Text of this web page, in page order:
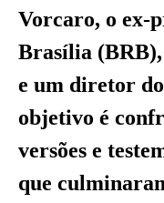
Vorcaro, o ex-
Brasília
e um diretor
objetivo é
versões e
que